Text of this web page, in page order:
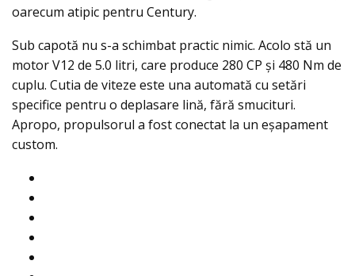
oarecum atipic pentru Century.
Sub capotă nu s-a schimbat practic nimic. Acolo stă un
motor V12 de 5.0 litri, care produce 280 CP şi 480 Nm de
cuplu. Cutia de viteze este una automată cu setări
specifice pentru o deplasare lină, fără smucituri.
Apropo, propulsorul a fost conectat la un eşapament
custom.